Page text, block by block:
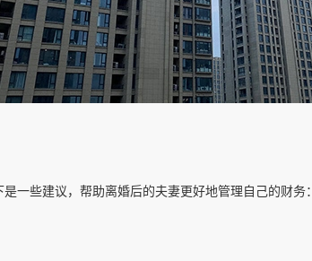
一些建议，帮助离婚后的夫妻更好地管理自己的财务：